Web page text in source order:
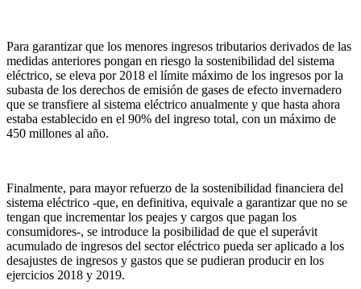
Para garantizar que los menores ingresos tributarios derivados de las
medidas anteriores pongan en riesgo la sostenibilidad del sistema
eléctrico, se eleva por 2018 el límite máximo de los ingresos por la
subasta de los derechos de emisión de gases de efecto invernadero
que se transfiere al sistema eléctrico anualmente y que hasta ahora
estaba establecido en el 90% del ingreso total, con un máximo de
450 millones al año.
Finalmente, para mayor refuerzo de la sostenibilidad financiera del
sistema eléctrico -que, en definitiva, equivale a garantizar que no se
tengan que incrementar los peajes y cargos que pagan los
consumidores-, se introduce la posibilidad de que el superávit
acumulado de ingresos del sector eléctrico pueda ser aplicado a los
desajustes de ingresos y gastos que se pudieran producir en los
ejercicios 2018 y 2019.